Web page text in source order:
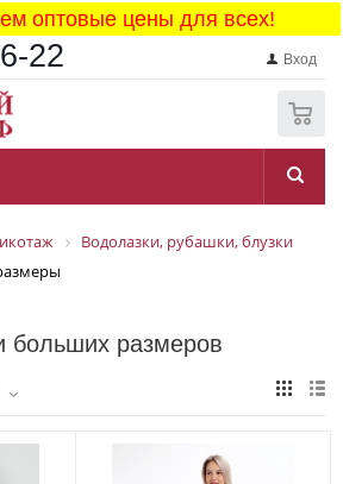
оптовые цены для всех!
22 Вход
Водолазки, рубашки, блузки
больших размеров